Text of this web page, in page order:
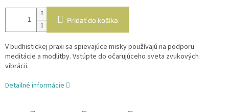
Pridať do košíka
V budhistickej praxi sa spievajúce misky používajú na podporu
meditácie a modlitby. Vstúpte do očarujúceho sveta zvukových
vibrácii.
Detailné informácie